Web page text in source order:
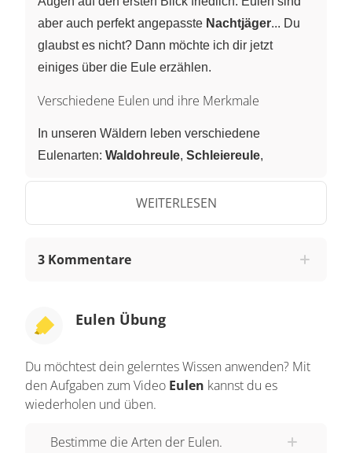
aber auch perfekt angepasste Nachtjäger... Du
glaubst es nicht? Dann möchte ich dir jetzt
einiges über die Eule erzählen.
Verschiedene Eulen und ihre Merkmale
In unseren Wäldern leben verschiedene
Eulenarten: Waldohreule, Schleiereule,
mehr. Es gibt eine ganze Reihe von Merkmalen,
die fast alle Eulen gemeinsam haben: Die
Hals auf dem Körper. Die Augen sitze nicht wie
sondern sind nach vorne ausgerichtet.
Das Gesicht wirkt flach und ist oft anderes
Gesichtsschleierder Eulen. Mitten drinnen zwei
WEITERLESEN
3 Kommentare
Eulen Übung
Du möchtest dein gelerntes Wissen anwenden? Mit
den Aufgaben zum Video Eulen kannst du es
wiederholen und üben.
Bestimme die Arten der Eulen.